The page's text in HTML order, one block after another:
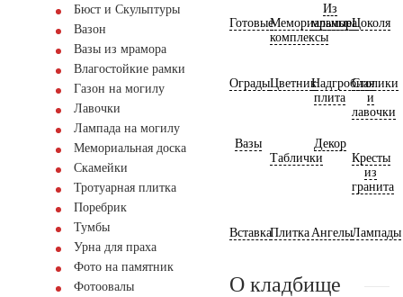
Бюст и Скульптуры
Вазон
Вазы из мрамора
Влагостойкие рамки
Газон на могилу
Лавочки
Лампада на могилу
Мемориальная доска
Скамейки
Тротуарная плитка
Поребрик
Тумбы
Урна для праха
Фото на памятник
Фотоовалы
ГотовыеМемориальные
комплексы
Из
мрамораЦоколя
ОградыЦветникНадгробная
плита
Столики
и
лавочки
Вазы
Таблички
Декор
Кресты
из
гранита
ВставкаПлитка АнгелыЛампады
О кладбище